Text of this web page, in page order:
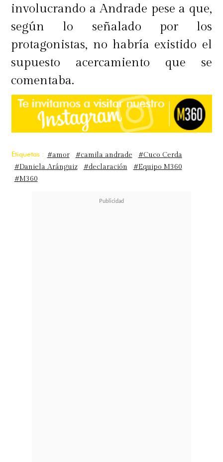
involucrando a Andrade pese a que,
según lo señalado por los
protagonistas, no habría existido el
supuesto acercamiento que se
comentaba.
Etiquetas : #amor #camila andrade
#Cuco Cerda
#Daniela Aránguiz
#declaración
#Equipo M360
#M360